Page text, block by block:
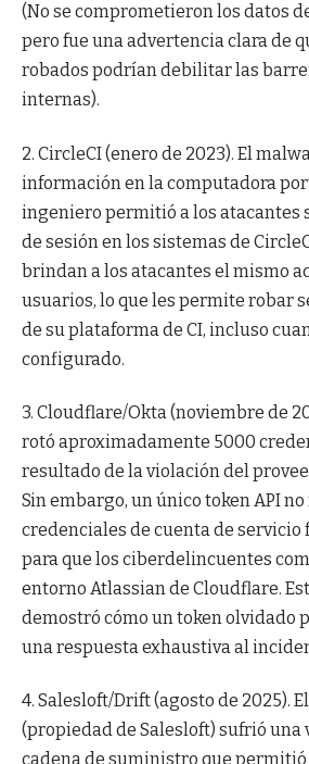
(No se comprometieron los datos
pero fue una advertencia clara de
robados podrían debilitar las
internas).
2. CircleCI (enero de 2023). El
información en la computadora
ingeniero permitió a los atacantes
de sesión en los sistemas de
brindan a los atacantes el mismo
usuarios, lo que les permite robar
de su plataforma de CI, incluso
configurado.
3. Cloudflare/Okta (noviembre de
rotó aproximadamente 5000
resultado de la violación del
Sin embargo, un único token API
credenciales de cuenta de
para que los ciberdelincuentes
entorno Atlassian de Cloudflare.
demostró cómo un token olvidado
una respuesta exhaustiva al
4. Salesloft/Drift (agosto de 2025).
(propiedad de Salesloft) sufrió una
cadena de suministro que permitió